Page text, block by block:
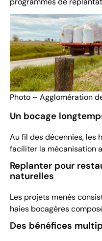
Photo – Agglomération
Un bocage
Au fil des décennies, les
faciliter la mécanisation
Replanter pour
naturelles
Les projets menés
haies bocagères
Des bénéfices